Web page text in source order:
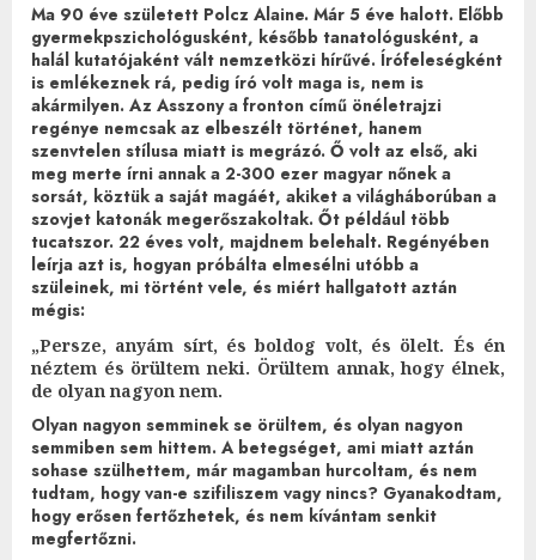
Ma 90 éve született Polcz Alaine. Már 5 éve halott. Előbb
gyermekpszichológusként, később tanatológusként, a
halál kutatójaként vált nemzetközi hírűvé. Írófeleségként
is emlékeznek rá, pedig író volt maga is, nem is
akármilyen. Az Asszony a fronton című önéletrajzi
regénye nemcsak az elbeszélt történet, hanem
szenvtelen stílusa miatt is megrázó. Ő volt az első, aki
meg merte írni annak a 2-300 ezer magyar nőnek a
sorsát, köztük a saját magáét, akiket a világháborúban a
szovjet katonák megerőszakoltak. Őt például több
tucatszor. 22 éves volt, majdnem belehalt. Regényében
leírja azt is, hogyan próbálta elmesélni utóbb a
szüleinek, mi történt vele, és miért hallgatott aztán
mégis:
„Persze, anyám sírt, és boldog volt, és ölelt. És én
néztem és örültem neki. Örültem annak, hogy élnek,
de olyan nagyon nem.
Olyan nagyon semminek se örültem, és olyan nagyon
semmiben sem hittem. A betegséget, ami miatt aztán
sohase szülhettem, már magamban hurcoltam, és nem
tudtam, hogy van-e szifiliszem vagy nincs? Gyanakodtam,
hogy erősen fertőzhetek, és nem kívántam senkit
megfertőzni.